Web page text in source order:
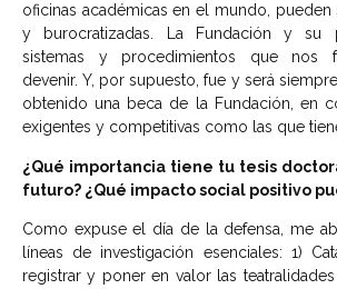
oficinas académicas en el mundo, pueden
y burocratizadas. La Fundación y su
sistemas y procedimientos que nos
devenir. Y, por supuesto, fue y será
obtenido una beca de la Fundación, en
exigentes y competitivas como las que
¿Qué importancia tiene tu tesis
futuro? ¿Qué impacto social positivo
Como expuse el día de la defensa, me
líneas de investigación esenciales: 1)
registrar y poner en valor las